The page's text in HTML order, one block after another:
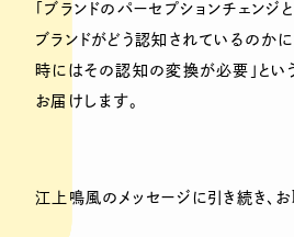
「ブランドのパーセプションチェンジ
ブランドがどう認知されているのか
時にはその認知の変換が必要」とい
お届けします。
江上鳴風のメッセージに引き続き、お